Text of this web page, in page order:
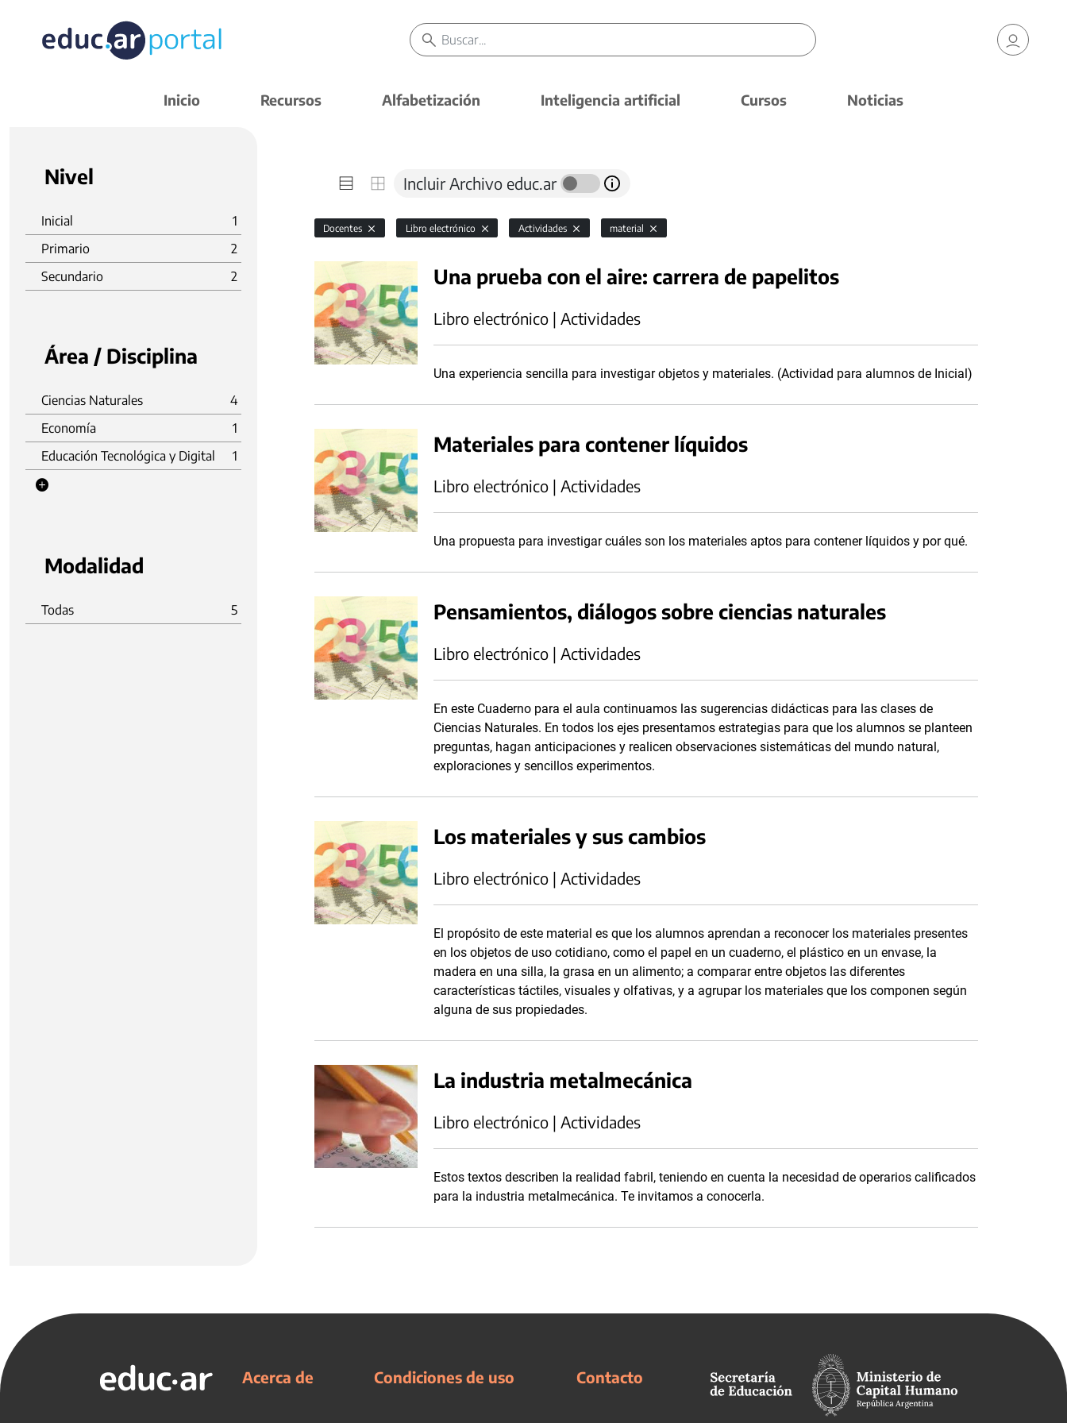
Inicio Recursos Alfabetización Inteligencia artificial Cursos Noticias
Nivel
Inicial
1
Primario
2
Secundario
2
Área / Disciplina
Ciencias Naturales
4
Economía
1
Educación Tecnológica y Digital
1
Modalidad
Todas 5
Incluir Archivo educ.ar
Docentes Libro electrónico Actividades material
Una prueba con el aire: carrera de papelitos
Libro electrónico | Actividades
Una experiencia sencilla para investigar objetos y materiales. (Actividad para alumnos de Inicial)
Materiales para contener líquidos
Libro electrónico | Actividades
Una propuesta para investigar cuáles son los materiales aptos para contener líquidos y por qué.
Pensamientos, diálogos sobre ciencias naturales
Libro electrónico | Actividades
En este Cuaderno para el aula continuamos las sugerencias didácticas para las clases de
Ciencias Naturales. En todos los ejes presentamos estrategias para que los alumnos se planteen
preguntas, hagan anticipaciones y realicen observaciones sistemáticas del mundo natural,
exploraciones y sencillos experimentos.
Los materiales y sus cambios
Libro electrónico | Actividades
El propósito de este material es que los alumnos aprendan a reconocer los materiales presentes
en los objetos de uso cotidiano, como el papel en un cuaderno, el plástico en un envase, la
madera en una silla, la grasa en un alimento; a comparar entre objetos las diferentes
características táctiles, visuales y olfativas, y a agrupar los materiales que los componen según
alguna de sus propiedades.
La industria metalmecánica
Libro electrónico | Actividades
Estos textos describen la realidad fabril, teniendo en cuenta la necesidad de operarios calificados
para la industria metalmecánica. Te invitamos a conocerla.
Acerca de Condiciones de uso Contacto